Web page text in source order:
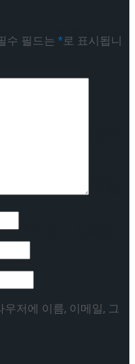
수 선발전 프리 스케
원-정수빈-이효원-
파견선수 선발전
수 필드는 *로 표시됩니
저에 이름, 이메일, 그